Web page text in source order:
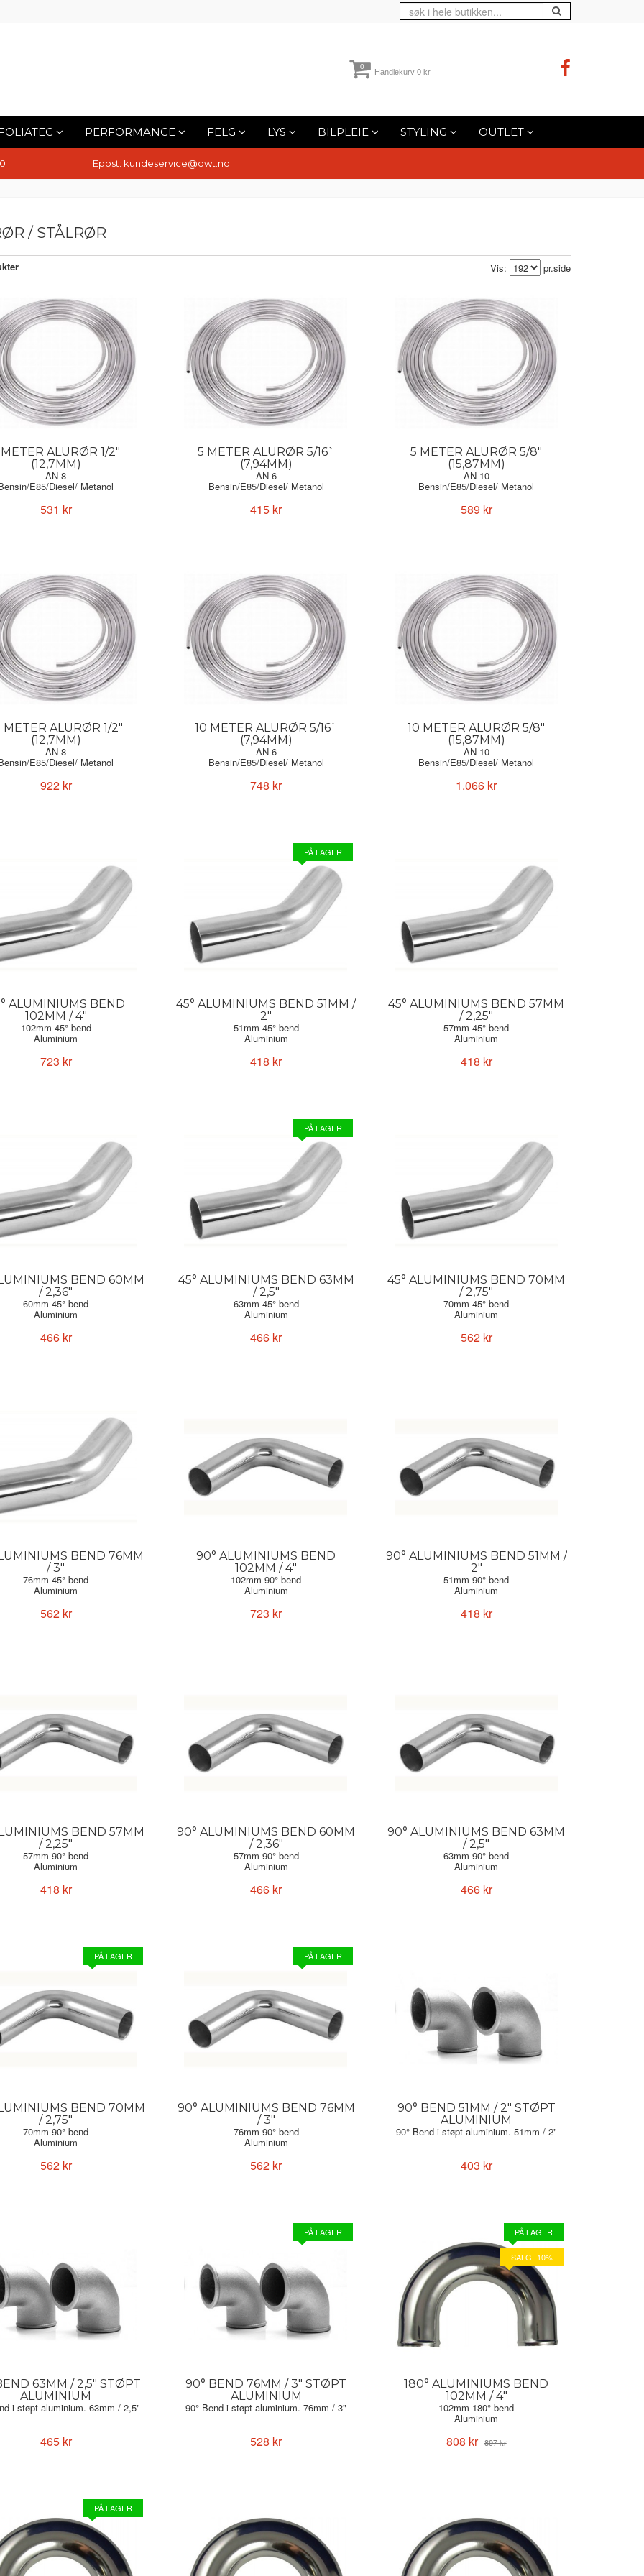
0
Handlekurv 0 kr
PERFORMANCE FELG LYS BILPLEIE STYLING OUTLET
Epost: kundeservice@qwt.no
/ STÅLRØR
Vis: pr.side
ALURØR 1/2"
(12,7MM)
AN 8
E85/Diesel/ Metanol
531 kr
5 METER ALURØR 5/16`
(7,94MM)
AN 6
Bensin/E85/Diesel/ Metanol
415 kr
5 METER ALURØR 5/8"
(15,87MM)
AN 10
Bensin/E85/Diesel/ Metanol
589 kr
METER ALURØR 1/2"
(12,7MM)
AN 8
E85/Diesel/ Metanol
922 kr
10 METER ALURØR 5/16`
(7,94MM)
AN 6
Bensin/E85/Diesel/ Metanol
748 kr
10 METER ALURØR 5/8"
(15,87MM)
AN 10
Bensin/E85/Diesel/ Metanol
1.066 kr
ALUMINIUMS BEND
102MM / 4"
102mm 45° bend
Aluminium
723 kr
PÅ LAGER
45° ALUMINIUMS BEND 51MM /
2"
51mm 45° bend
Aluminium
418 kr
45° ALUMINIUMS BEND 57MM
/ 2,25"
57mm 45° bend
Aluminium
418 kr
BEND 60MM
/ 2,36"
60mm 45° bend
Aluminium
466 kr
PÅ LAGER
45° ALUMINIUMS BEND 63MM
/ 2,5"
63mm 45° bend
Aluminium
466 kr
45° ALUMINIUMS BEND 70MM
/ 2,75"
70mm 45° bend
Aluminium
562 kr
BEND 76MM
/ 3"
76mm 45° bend
Aluminium
562 kr
90° ALUMINIUMS BEND
102MM / 4"
102mm 90° bend
Aluminium
723 kr
90° ALUMINIUMS BEND 51MM /
2"
51mm 90° bend
Aluminium
418 kr
BEND 57MM
/ 2,25"
57mm 90° bend
Aluminium
418 kr
90° ALUMINIUMS BEND 60MM
/ 2,36"
57mm 90° bend
Aluminium
466 kr
90° ALUMINIUMS BEND 63MM
/ 2,5"
63mm 90° bend
Aluminium
466 kr
PÅ LAGER
BEND 70MM
/ 2,75"
70mm 90° bend
Aluminium
562 kr
PÅ LAGER
90° ALUMINIUMS BEND 76MM
/ 3"
76mm 90° bend
Aluminium
562 kr
90° BEND 51MM / 2" STØPT
ALUMINIUM
90° Bend i støpt aluminium. 51mm / 2"
403 kr
63MM / 2,5" STØPT
ALUMINIUM
i støpt aluminium. 63mm / 2,5"
465 kr
PÅ LAGER
90° BEND 76MM / 3" STØPT
ALUMINIUM
90° Bend i støpt aluminium. 76mm / 3"
528 kr
PÅ LAGER
SALG -10%
180° ALUMINIUMS BEND
102MM / 4"
102mm 180° bend
Aluminium
808 kr 897 kr
PÅ LAGER